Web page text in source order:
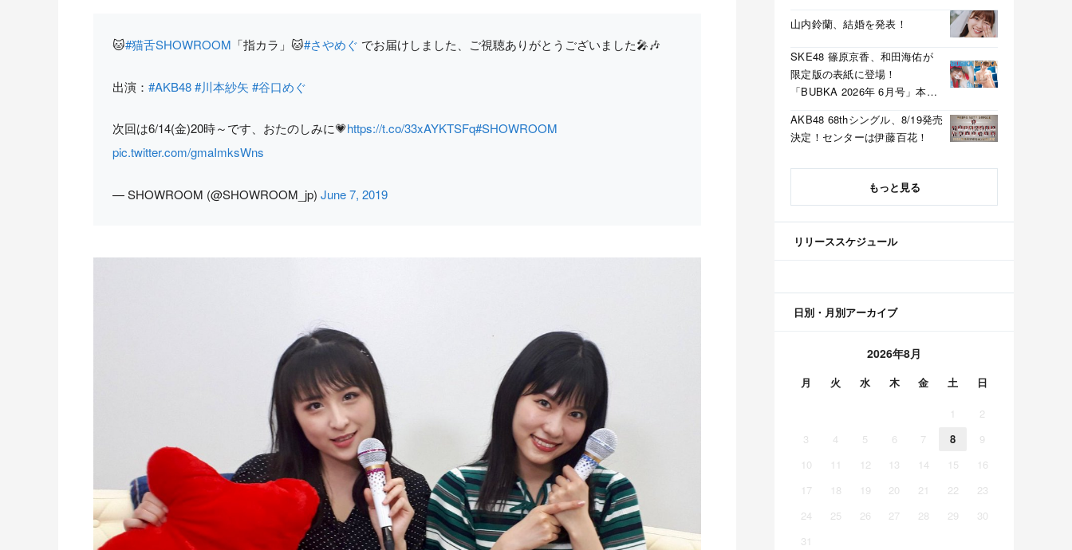
🐱#猫舌SHOWROOM 「指カラ」🐱#さやめぐ でお届けしました、ご視聴ありがとうございました🎤🎶
出演： #AKB48#川本紗矢 #谷口めぐ
次回は6/14(金)20時～です、おたのしみに💗https://t.co/33xAYKTSFq#SHOWROOM
pic.twitter.com/gmaImksWns
— SHOWROOM (@SHOWROOM_jp) June 7, 2019
山内鈴蘭、結婚を発表！
SKE48 篠原京香、和田海佑が
限定版の表紙に登場！
「BUBKA 2026年 6月号」本日
AKB48 68thシングル、8/19発売
決定！センターは伊藤百花！
もっと見る
リリーススケジュール
日別・月別アーカイブ
2026年8月
月 火 水 木 金 土 日
1
2
3
4 5 6 7 8
9
10
11 12 13 14 15
16
17
18 19 20 21 22
23
24
25 26 27 28 29
30
31